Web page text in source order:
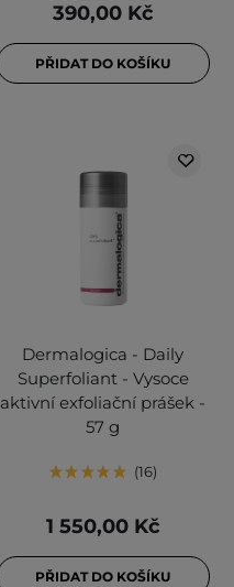
390,00 Kč
PŘIDAT DO KOŠÍKU
Dermalogica - Daily
Superfoliant - Vysoce
aktivní exfoliační prášek -
57 g
16
1 550,00 Kč
PŘIDAT DO KOŠÍKU